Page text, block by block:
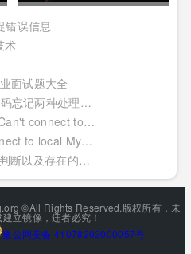
方法
错误信息
术
面试题大全
MySQL数据库root账户密码忘记两种处理方法
ERROR 2002 (HY000): Can't connect to local MySQL server through socket '***' (2)
连接Mysql提示Can’t connect to local MySQL server through socket的解决方法
MySQL InnoDB内存压力判断以及存在的疑问
©All Rights Reserved.版权所有，未
立镜像，违者必究！
豫公网安备 41078202000057号